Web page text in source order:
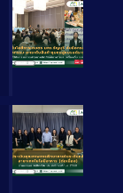
Long
Long